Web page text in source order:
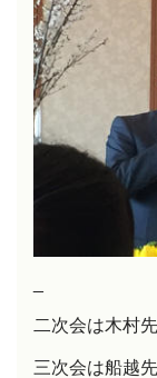
二次会は木村
三次会は船越